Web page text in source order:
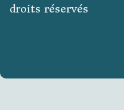
droits réservés